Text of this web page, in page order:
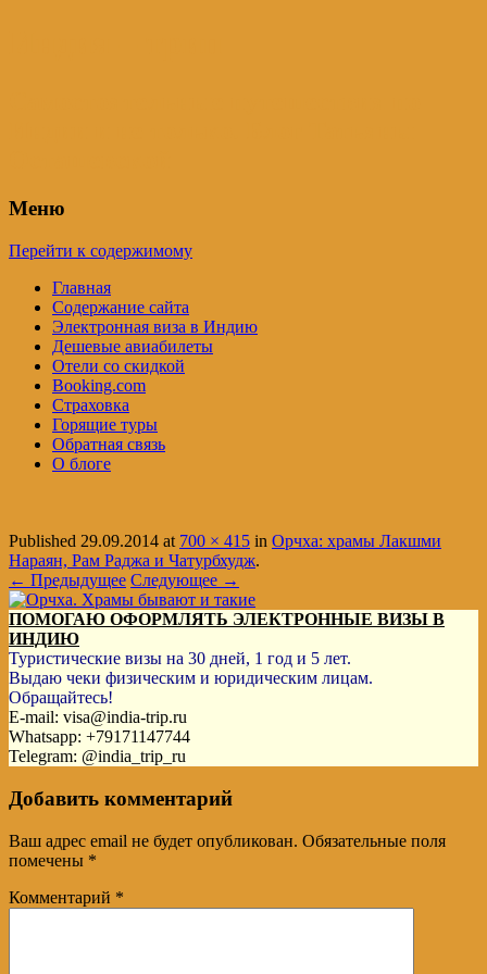
Меню
Перейти к содержимому
Главная
Содержание сайта
Электронная виза в Индию
Дешевые авиабилеты
Отели со скидкой
Booking.com
Страховка
Горящие туры
Обратная связь
О блоге
Published 29.09.2014 at 700 × 415 in Орчха: храмы Лакшми
Нараян, Рам Раджа и Чатурбхудж.
← Предыдущее Следующее →
ПОМОГАЮ ОФОРМЛЯТЬ ЭЛЕКТРОННЫЕ ВИЗЫ В
ИНДИЮ
Туристические визы на 30 дней, 1 год и 5 лет.
Выдаю чеки физическим и юридическим лицам.
Обращайтесь!
E-mail: visa@india-trip.ru
Whatsapp: +79171147744
Telegram: @india_trip_ru
Добавить комментарий
Ваш адрес email не будет опубликован. Обязательные поля
помечены *
Комментарий *